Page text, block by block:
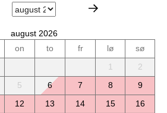
august 2026
on to fr lø
sø
1
2
5 6 7 8
9
12 13 14 15
16